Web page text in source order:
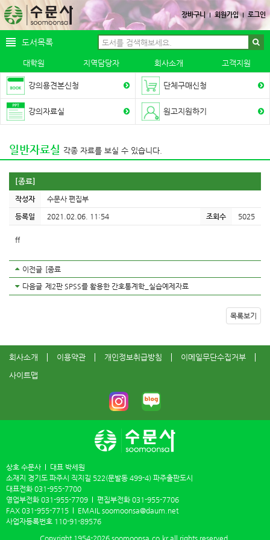
장바구니 회원가입 로그인
도서목록
대학원 지역담당자 회사소개 고객지원
강의용견본신청 단체구매신청
강의자료실 원고지원하기
일반자료실 각종 자료를 보실 수 있습니다.
[종료]
작성자 수문사 편집부
등록일 2021.02.06. 11:54 조회수 5025
ff
이전글 [종료
다음글 제2판 SPSS를 활용한 간호통계학_실습예제자료
목록보기
회사소개 이용약관 개인정보취급방침
이메일무단수집거부
사이트맵
상호 수문사
대표 박세원
소재지 경기도 파주시 직지길 522(문발동 499-4) 파주출판도시
대표전화 031-955-7700
영업부전화 031-955-7709 편집부전화 031-955-7706
FAX 031-955-7715 EMAIL soomoonsa@daum.net
사업자등록번호 110-91-89576
Copyright 1954-2026 soomoonsa.co.krall rights reserved.